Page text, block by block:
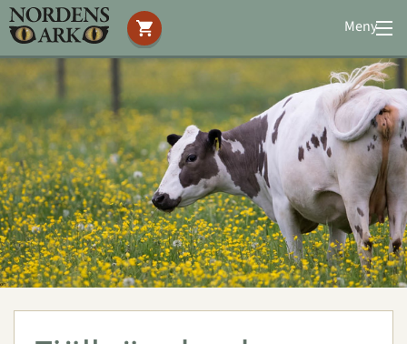
Meny
Stöd oss
Besök oss
Djuren
Amfibier
Reptiler
Däggdjur
Fåglar